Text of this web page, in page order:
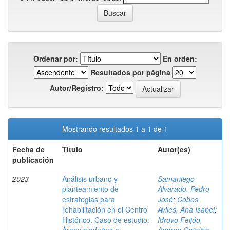
Ordenar por:
En orden:
Resultados por página
Autor/Registro:
Mostrando resultados 1 a 1 de 1
Fecha de
publicación
Título Autor(es)
2023
Análisis urbano y
planteamiento de
estrategias para
rehabilitación en el Centro
Histórico. Caso de estudio:
Samaniego
Alvarado, Pedro
José; Cobos
Avilés, Ana Isabel;
Idrovo Feijóo,